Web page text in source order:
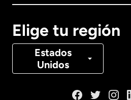
Elige tu región
Estados
Unidos
Canadá Français